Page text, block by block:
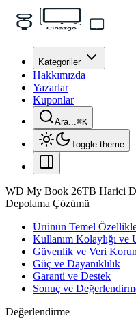
Kategoriler
Hakkımızda
Yazarlar
Kuponlar
Ara...⌘K
Toggle theme
WD My Book 26TB Harici
Depolama Çözümü
Ürünün Temel
Kullanım Kolaylığı ve
Güvenlik ve Veri
Güç ve Dayanıklılık
Garanti ve Destek
Sonuç ve
Değerlendirme